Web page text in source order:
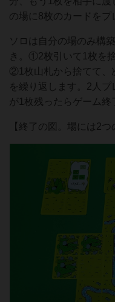
の場に8枚のカードをプ
ソロは自分の場のみ構
き。①2枚引いて1枚を
②1枚山札から捨てて、
を繰り返します。2人プ
が1枚残ったらゲーム終
【終了の図。場には2